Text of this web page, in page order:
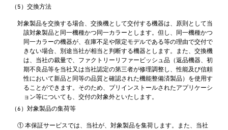
（5）交換方法
対象製品を交換する場合、交換機として交付する機器は、原則として当
該対象製品と同一機種かつ同一カラーとします。但し、同一機種かつ
同一カラーの機器が、在庫不足や限定モデルである等の理由で交付で
きない場合、別途当社が相当と判断する機器とします。また、交換機
は、当社の裁量で、ファクトリーリファービッシュ品（返品機器、初
期不良品等を当社又は当社認定の第三者が修理調整し、性能及び信頼
性において新品と同等の品質と確認された機能整備済製品）を使用す
ることができます。そのため、プリインストールされたアプリケーシ
ョン等についても、交付の対象外といたします。
（6）対象製品の集荷等
① 本保証サービスでは、当社が、対象製品を集荷します。また、当社